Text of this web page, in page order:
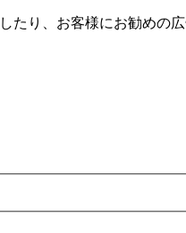
り、お客様にお勧めの